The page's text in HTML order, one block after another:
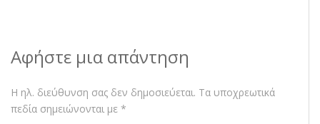
Αφήστε μια απάντηση
Η ηλ. διεύθυνση σας δεν δημοσιεύεται. Τα υποχρεωτικά
πεδία σημειώνονται με *